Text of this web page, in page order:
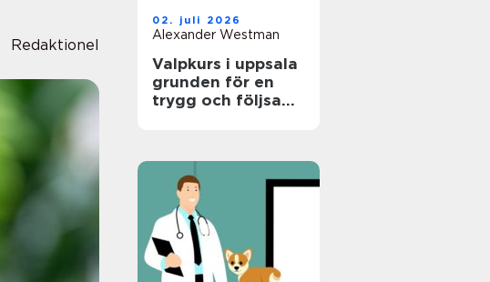
Redaktionel
02. juli 2026
Alexander Westman
Valpkurs i uppsala
grunden för en
trygg och följsam